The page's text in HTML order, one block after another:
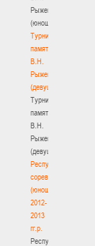
Рыженкова
(юноши)
Турнир
памяти
В.Н.
Рыженкова
(девушки)
Турнир
памяти
В.Н.
Рыженкова
(девушки)
Республиканские
соревнования
(юноши)
2012-
2013
гг.р.
Республиканские